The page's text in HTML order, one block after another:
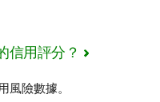
信用評分？
風險數據。